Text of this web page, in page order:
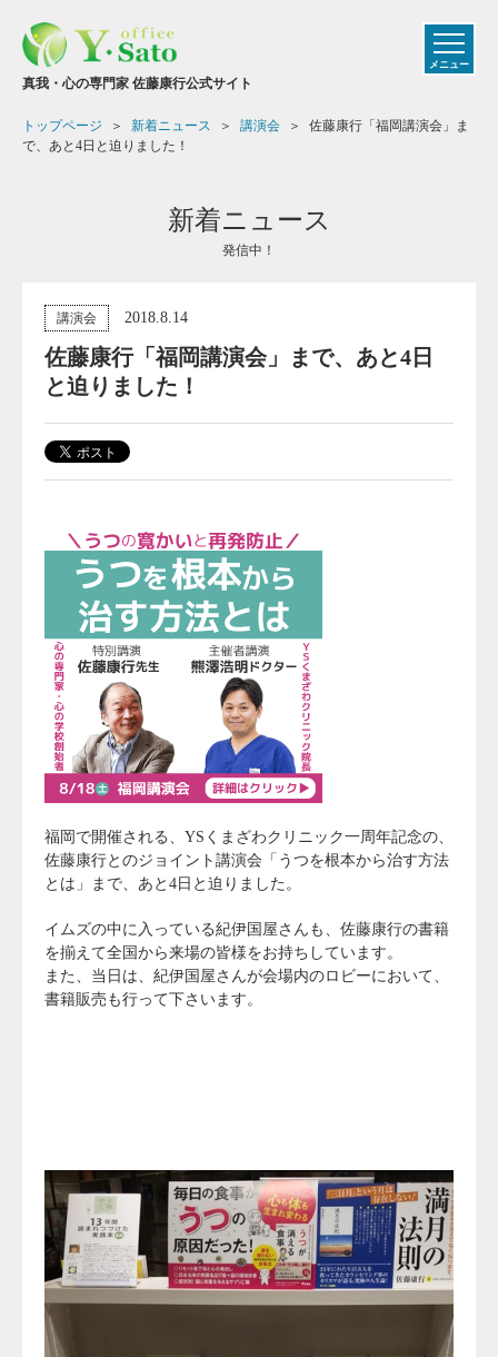
真我・心の専門家 佐藤康行公式サイト
メニュー
トップページ 新着ニュース 講演会
佐藤康行「福岡講演会」ま
で、あと4日と迫りました！
新着ニュース
発信中！
講演会 2018.8.14
佐藤康行「福岡講演会」まで、あと4日
と迫りました！
福岡で開催される、YSくまざわクリニック一周年記念の、
佐藤康行とのジョイント講演会「うつを根本から治す方法
とは」まで、あと4日と迫りました。
イムズの中に入っている紀伊国屋さんも、佐藤康行の書籍
を揃えて全国から来場の皆様をお持ちしています。
また、当日は、紀伊国屋さんが会場内のロビーにおいて、
書籍販売も行って下さいます。